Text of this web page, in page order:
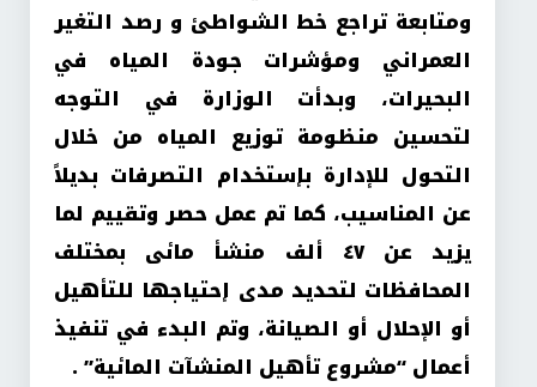
ومتابعة تراجع خط الشواطئ و رصد التغير
العمراني ومؤشرات جودة المياه في
البحيرات، وبدأت الوزارة في التوجه
لتحسين منظومة توزيع المياه من خلال
التحول للإدارة بإستخدام التصرفات بديلاً
عن المناسيب، كما تم عمل حصر وتقييم لما
يزيد عن ٤٧ ألف منشأ مائى بمختلف
المحافظات لتحديد مدى إحتياجها للتأهيل
أو الإحلال أو الصيانة، وتم البدء في تنفيذ
أعمال “مشروع تأهيل المنشآت المائية” .